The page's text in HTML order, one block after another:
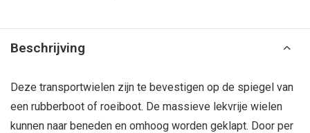
Beschrijving
Deze transportwielen zijn te bevestigen op de spiegel van
een rubberboot of roeiboot. De massieve lekvrije wielen
kunnen naar beneden en omhoog worden geklapt. Door per